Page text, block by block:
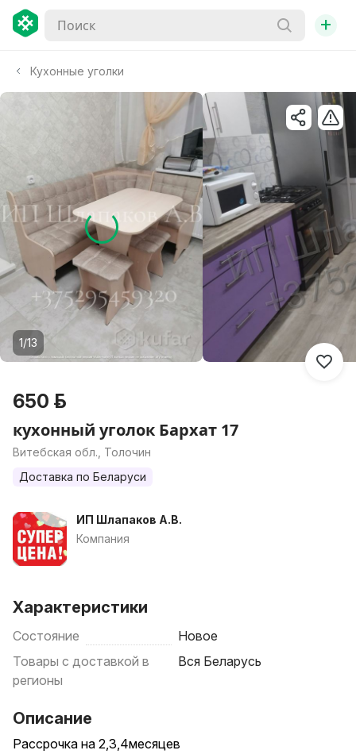
+
Кухонные уголки
1/13
650 р.
кухонный уголок Бархат 17
Витебская обл., Толочин
Доставка по Беларуси
ИП Шлапаков А.В.
Компания
Характеристики
Состояние
Новое
Товары с доставкой в
регионы
Вся Беларусь
Описание
Рассрочка на 2,3,4месяцев